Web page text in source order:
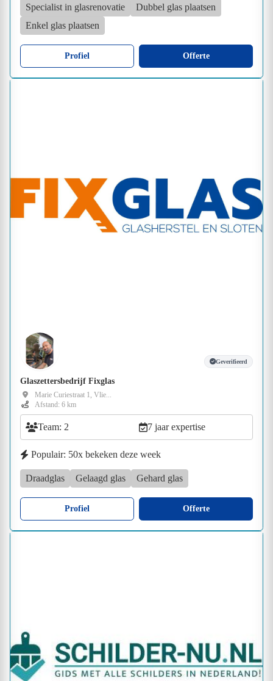
Specialist in glasrenovatie
Dubbel glas plaatsen
Enkel glas plaatsen
Profiel Offerte
Geverifieerd
Glaszettersbedrijf Fixglas
Marie Curiestraat 1, Vlie...
Afstand: 6 km
Team: 2 7 jaar expertise
Populair: 50x bekeken deze week
Draadglas Gelaagd glas Gehard glas
Profiel Offerte